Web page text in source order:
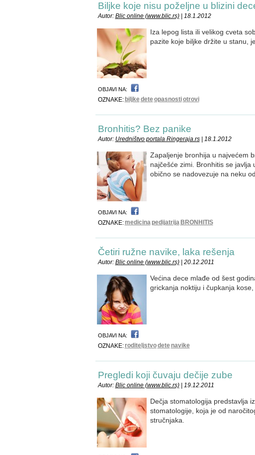
Biljke koje nisu poželjne u blizini
Autor: Blic online (www.blic.rs)| 18.1.2012
Iza lepog lista ili velikog cveta
pazite koje biljke držite u stanu,
OBJAVI NA:
OZNAKE: biljkedeteopasnostiotrovi
Bronhitis? Bez panike
Autor: Uredništvo portala Ringeraja.rs| 18.1.2012
Zapaljenje bronhija u najvećem
najčešće zimi. Bronhitis se
obično se nadovezuje na neku
OBJAVI NA:
OZNAKE: medicina pedijatrija BRONHITIS
Četiri ružne navike, laka rešenja
Autor: Blic online (www.blic.rs)| 20.12.2011
Većina dece mlađe od šest
grickanja noktiju i čupkanja
OBJAVI NA:
OZNAKE: roditeljstvodete navike
Pregledi koji čuvaju dečije zube
Autor: Blic online (www.blic.rs)| 19.12.2011
Dečja stomatologija predstavlja
stomatologije, koja je od
stručnjaka.